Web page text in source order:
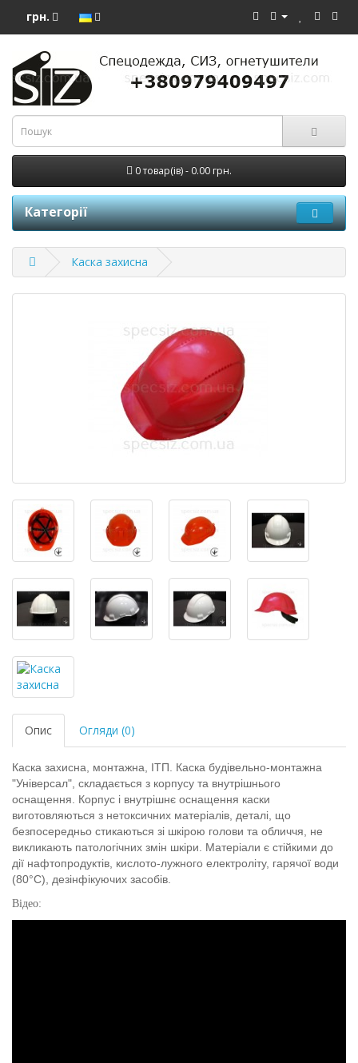
грн.
0 товар(ів) - 0.00 грн.
Категорії
Каска захисна
Опис Огляди (0)
Каска захисна, монтажна, ІТП. Каска будівельно-монтажна
"Універсал", складається з корпусу та внутрішнього
оснащення. Корпус і внутрішнє оснащення каски
виготовляються з нетоксичних матеріалів, деталі, що
безпосередньо стикаються зі шкірою голови та обличчя, не
викликають патологічних змін шкіри. Матеріали є стійкими до
дії нафтопродуктів, кислото-лужного електроліту, гарячої води
(80°С), дезінфікуючих засобів.
Відео: